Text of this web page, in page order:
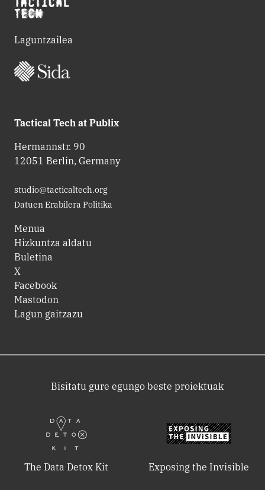
Laguntzailea
Tactical Tech at Publix
Hermannstr. 90
12051 Berlin, Germany
studio@tacticaltech.org
Datuen Erabilera Politika
Menua
Hizkuntza aldatu
Buletina
X
Facebook
Mastodon
Lagun gaitzazu
Bisitatu gure egungo beste proiektuak
The Data Detox Kit Exposing the Invisible